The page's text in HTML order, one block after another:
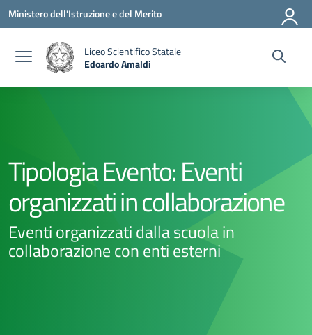
Vai ai contenuti
Vai al menu di navigazione
Vai al footer
Ministero dell'Istruzione e del Merito
Liceo Scientifico Statale
Edoardo Amaldi
Tipologia Evento:Eventi
organizzati in collaborazione
Eventi organizzati dalla scuola in
collaborazione con enti esterni